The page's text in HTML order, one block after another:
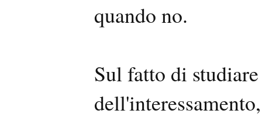
quando no.
Sul fatto di